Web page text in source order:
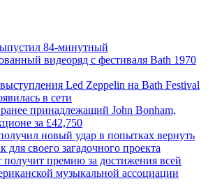
84-минутный
видеоряд с фестиваля Bath 1970
Led Zeppelin на Bath Festival
в сети
принадлежащий John Bonham,
за £42,750
новый удар в попытках вернуть
для своего загадочного проекта
получит премию за достижения всей
музыкальной ассоциации